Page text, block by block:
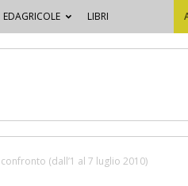
EDAGRICOLE LIBRI
(dall’1 al 7 luglio 2010)